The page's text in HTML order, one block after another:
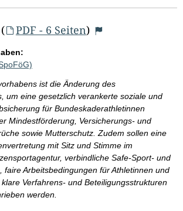
( PDF - 6 Seiten)
ist die Änderung des
um eine gesetzlich verankerte soziale und
für Bundeskaderathletinnen
Mindestförderung, Versicherungs- und
sowie Mutterschutz. Zudem sollen eine
mit Sitz und Stimme im
verbindliche Safe-Sport- und
faire Arbeitsbedingungen für Athletinnen und
Verfahrens- und Beteiligungsstrukturen
werden.